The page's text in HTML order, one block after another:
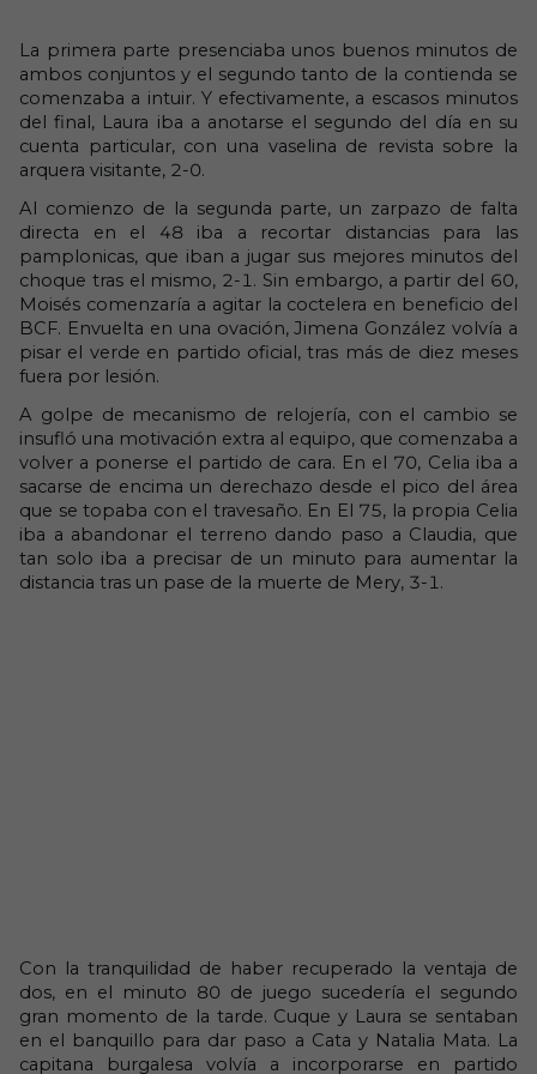
La primera parte presenciaba unos buenos minutos de
ambos conjuntos y el segundo tanto de la contienda se
comenzaba a intuir. Y efectivamente, a escasos minutos
del final, Laura iba a anotarse el segundo del día en su
cuenta particular, con una vaselina de revista sobre la
arquera visitante, 2-0.
Al comienzo de la segunda parte, un zarpazo de falta
directa en el 48 iba a recortar distancias para las
pamplonicas, que iban a jugar sus mejores minutos del
choque tras el mismo, 2-1. Sin embargo, a partir del 60,
Moisés comenzaría a agitar la coctelera en beneficio del
BCF. Envuelta en una ovación, Jimena González volvía a
pisar el verde en partido oficial, tras más de diez meses
fuera por lesión.
A golpe de mecanismo de relojería, con el cambio se
insufló una motivación extra al equipo, que comenzaba a
volver a ponerse el partido de cara. En el 70, Celia iba a
sacarse de encima un derechazo desde el pico del área
que se topaba con el travesaño. En El 75, la propia Celia
iba a abandonar el terreno dando paso a Claudia, que
tan solo iba a precisar de un minuto para aumentar la
distancia tras un pase de la muerte de Mery, 3-1.
Con la tranquilidad de haber recuperado la ventaja de
dos, en el minuto 80 de juego sucedería el segundo
gran momento de la tarde. Cuque y Laura se sentaban
en el banquillo para dar paso a Cata y Natalia Mata. La
capitana burgalesa volvía a incorporarse en partido